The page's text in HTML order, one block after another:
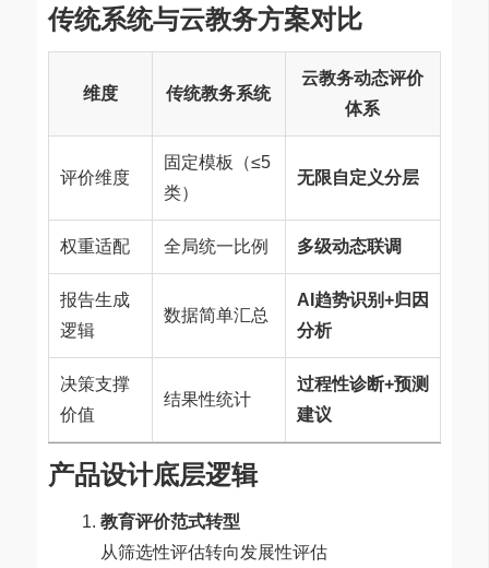
传统系统与云教务方案对比
维度 传统教务系统
云教务动态评价
体系
评价维度
固定模板（≤5
类）
无限自定义分层
权重适配 全局统一比例 多级动态联调
报告生成
逻辑
数据简单汇总
AI趋势识别+归因
分析
决策支撑
价值
结果性统计
过程性诊断+预测
建议
产品设计底层逻辑
教育评价范式转型
从筛选性评估转向发展性评估